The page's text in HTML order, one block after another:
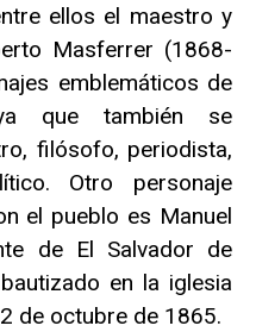
ellos el maestro y
Masferrer (1868-
emblemáticos de
que también se
filósofo, periodista,
Otro personaje
el pueblo es Manuel
de El Salvador de
en la iglesia
de octubre de 1865.